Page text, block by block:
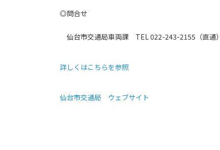
◎問合せ
仙台市交通局車両課 TEL 022-243-2155（直通）
詳しくはこちらを参照
仙台市交通局 ウェブサイト